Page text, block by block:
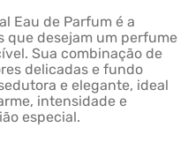
Eau de Parfum é a
que desejam um perfume
Sua combinação de
delicadas e fundo
e elegante, ideal
intensidade e
especial.